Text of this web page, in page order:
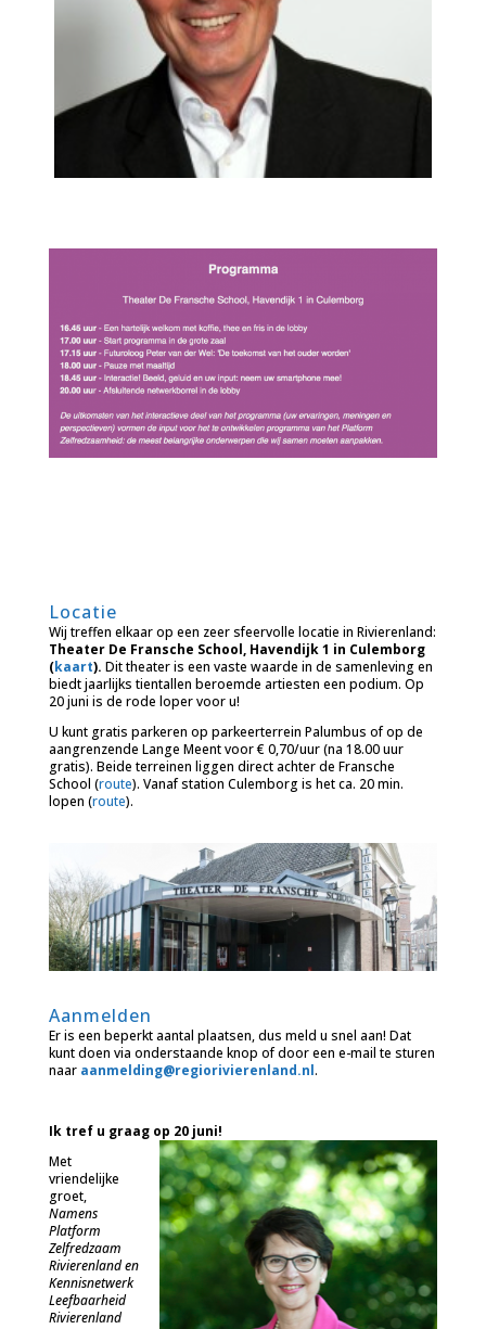
Locatie
Wij treffen elkaar op een zeer sfeervolle locatie in Rivierenland:
Theater De Fransche School, Havendijk 1 in Culemborg
(kaart). Dit theater is een vaste waarde in de samenleving en
biedt jaarlijks tientallen beroemde artiesten een podium. Op
20 juni is de rode loper voor u!
U kunt gratis parkeren op parkeerterrein Palumbus of op de
aangrenzende Lange Meent voor € 0,70/uur (na 18.00 uur
gratis). Beide terreinen liggen direct achter de Fransche
School (route). Vanaf station Culemborg is het ca. 20 min.
lopen (route).
Aanmelden
Er is een beperkt aantal plaatsen, dus meld u snel aan! Dat
kunt doen via onderstaande knop of door een e-mail te sturen
naar aanmelding@regiorivierenland.nl.
Ik tref u graag op 20 juni!
Met
vriendelijke
groet,
Namens
Platform
Zelfredzaam
Rivierenland en
Kennisnetwerk
Leefbaarheid
Rivierenland